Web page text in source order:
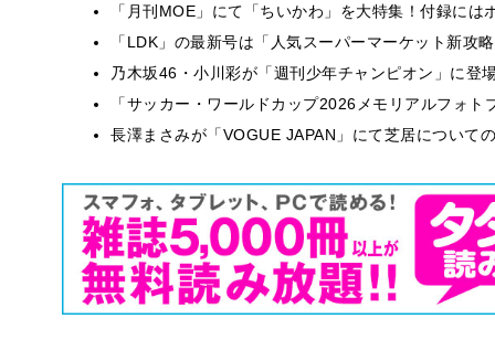
「月刊MOE」にて「ちいかわ」を大特集！付録に
「LDK」の最新号は「人気スーパーマーケット新
乃木坂46・小川彩が「週刊少年チャンピオン」に
「サッカー・ワールドカップ2026メモリアルフォ
長澤まさみが「VOGUE JAPAN」にて芝居について